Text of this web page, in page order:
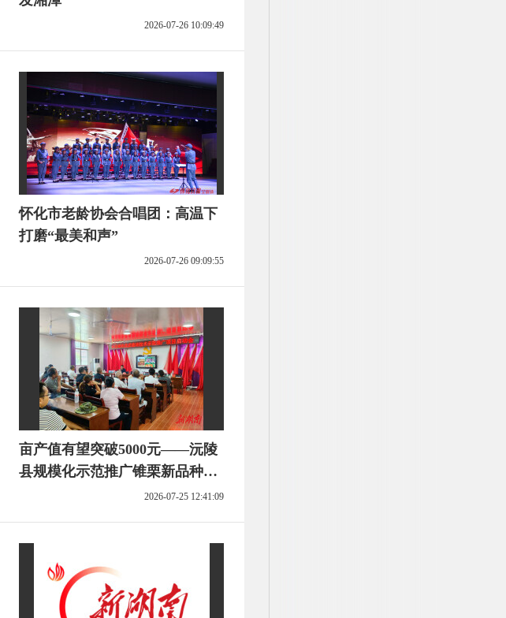
2026-07-26 10:09:49
怀化市老龄协会合唱团：高温下
打磨“最美和声”
2026-07-26 09:09:55
亩产值有望突破5000元——沅陵
县规模化示范推广锥栗新品种及
2026-07-25 12:41:09